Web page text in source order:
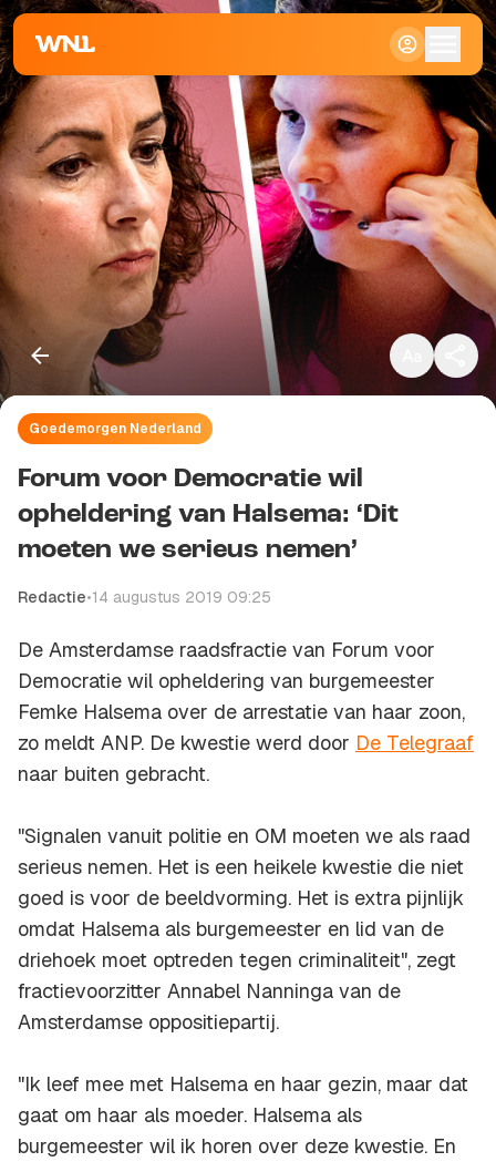
Klein
Standaard
Groot
Goedemorgen Nederland
Forum voor Democratie wil
opheldering van Halsema: ‘Dit
moeten we serieus nemen’
Redactie•14 augustus 2019 09:25
De Amsterdamse raadsfractie van Forum voor
Democratie wil opheldering van burgemeester
Femke Halsema over de arrestatie van haar zoon,
zo meldt ANP. De kwestie werd door De Telegraaf
naar buiten gebracht.
"Signalen vanuit politie en OM moeten we als raad
serieus nemen. Het is een heikele kwestie die niet
goed is voor de beeldvorming. Het is extra pijnlijk
omdat Halsema als burgemeester en lid van de
driehoek moet optreden tegen criminaliteit", zegt
fractievoorzitter Annabel Nanninga van de
Amsterdamse oppositiepartij.
"Ik leef mee met Halsema en haar gezin, maar dat
gaat om haar als moeder. Halsema als
burgemeester wil ik horen over deze kwestie. En